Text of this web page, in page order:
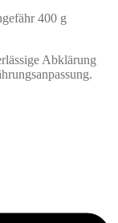
400 g
Abklärung